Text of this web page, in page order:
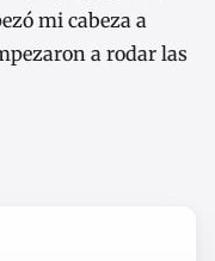
mi cabeza a
a rodar las